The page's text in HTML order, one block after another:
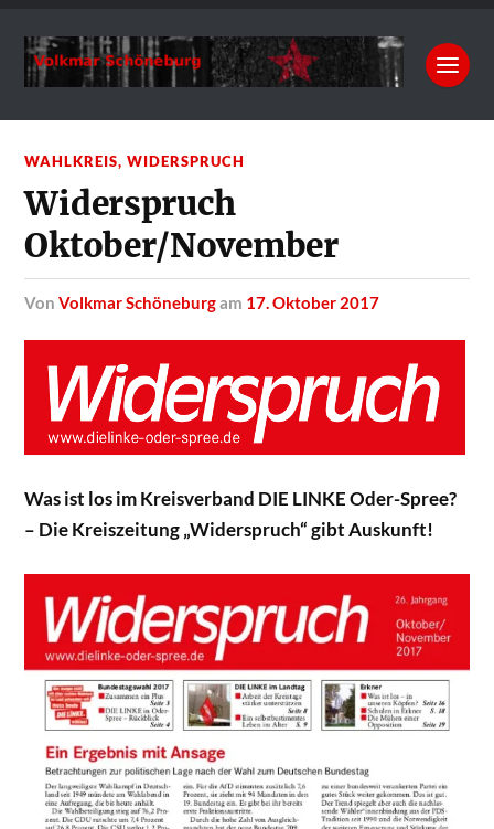
WAHLKREIS,WIDERSPRUCH
Widerspruch
Oktober/November
vonVolkmar Schöneburgam 17. Oktober 2017
Was ist los im Kreisverband DIE LINKE Oder-Spree?
– Die Kreiszeitung „Widerspruch“ gibt Auskunft!